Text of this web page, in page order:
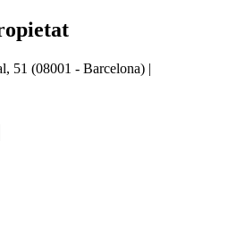
51 (08001 - Barcelona) |